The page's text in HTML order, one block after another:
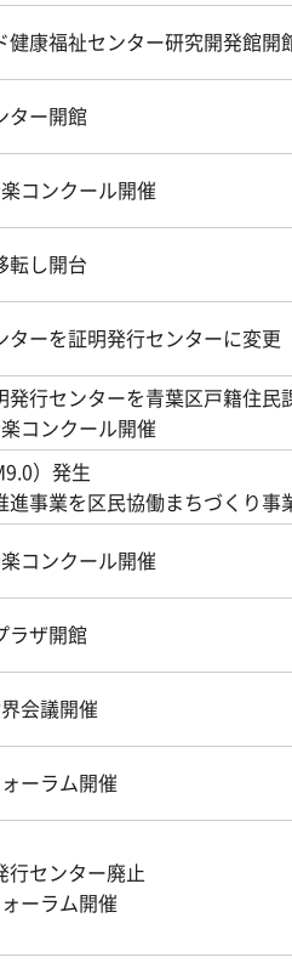
健康福祉センター研究開発館開
ター開館
コンクール開催
転し開台
ターを証明発行センターに変更
発行センターを青葉区戸籍住
コンクール開催
）発生
進事業を区民協働まちづくり事
コンクール開催
ラザ開館
会議開催
ーラム開催
行センター廃止
ーラム開催